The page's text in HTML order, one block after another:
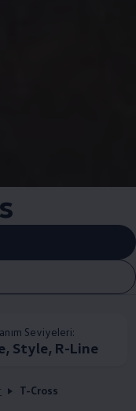
Seviyeleri:
Style, R-Line
T-Cross